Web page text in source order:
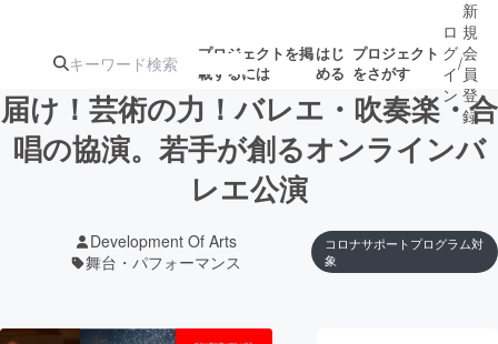
プロジェクトを掲
載するには
はじ
める
プロジェクト
をさがす
注目の新着プロ募集終了が近いプ
ロ
グ
イ
ン
/
新
規
会
員
登
録
届け！芸術の力！バレエ・吹奏楽・合
唱の協演。若手が創るオンラインバ
レエ公演
Development Of Arts
舞台・パフォーマンス
コロナサポートプログラム対
象